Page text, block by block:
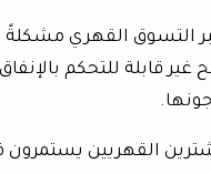
التسوق القهري
قابلة للتحكم
القهريين